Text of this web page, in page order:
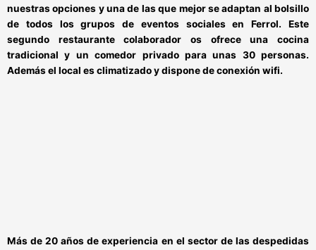
nuestras opciones y una de las que mejor se adaptan al bolsillo
de todos los grupos de eventos sociales en Ferrol. Este
segundo restaurante colaborador os ofrece una cocina
tradicional y un comedor privado para unas 30 personas.
Además el local es climatizado y dispone de conexión wifi.
Más de 20 años de experiencia en el sector de las despedidas